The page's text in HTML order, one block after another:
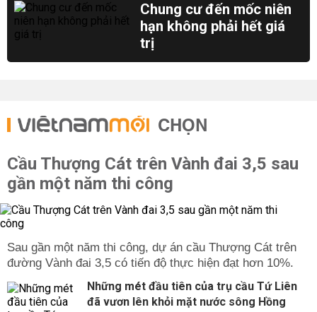
Chung cư đến mốc niên
hạn không phải hết giá
trị
CHỌN
Cầu Thượng Cát trên Vành đai 3,5 sau
gần một năm thi công
Sau gần một năm thi công, dự án cầu Thượng Cát trên
đường Vành đai 3,5 có tiến độ thực hiện đạt hơn 10%.
Những mét đầu tiên của trụ cầu Tứ Liên
đã vươn lên khỏi mặt nước sông Hồng